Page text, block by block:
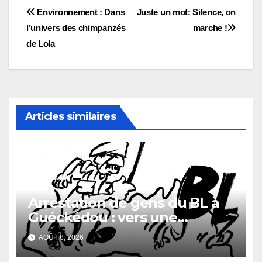
Navigation
de
l’article
Juste un mot: Silence, on
marche !
Environnement : Dans
l’univers des chimpanzés
de Lola
Articles similaires
Arrestation de gens du BL à
Guéckédou : vers une
démission des conseillés du
parti à Ouendé-Kénéma ?
AOÛT 8, 2026